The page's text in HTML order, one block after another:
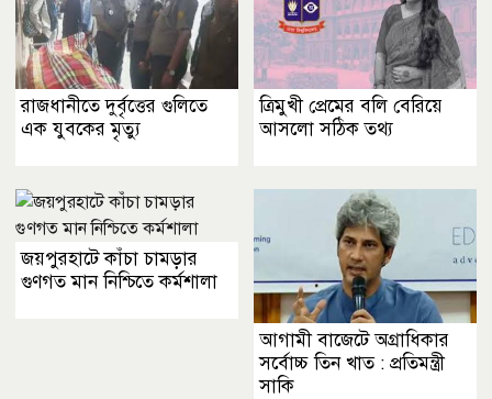
রাজধানীতে দুর্বৃত্তের গুলিতে
এক যুবকের মৃত্যু
ত্রিমুখী প্রেমের বলি বেরিয়ে
আসলো সঠিক তথ্য
জয়পুরহাটে কাঁচা চামড়ার
গুণগত মান নিশ্চিতে কর্মশালা
আগামী বাজেটে অগ্রাধিকার
সর্বোচ্চ তিন খাত : প্রতিমন্ত্রী
সাকি